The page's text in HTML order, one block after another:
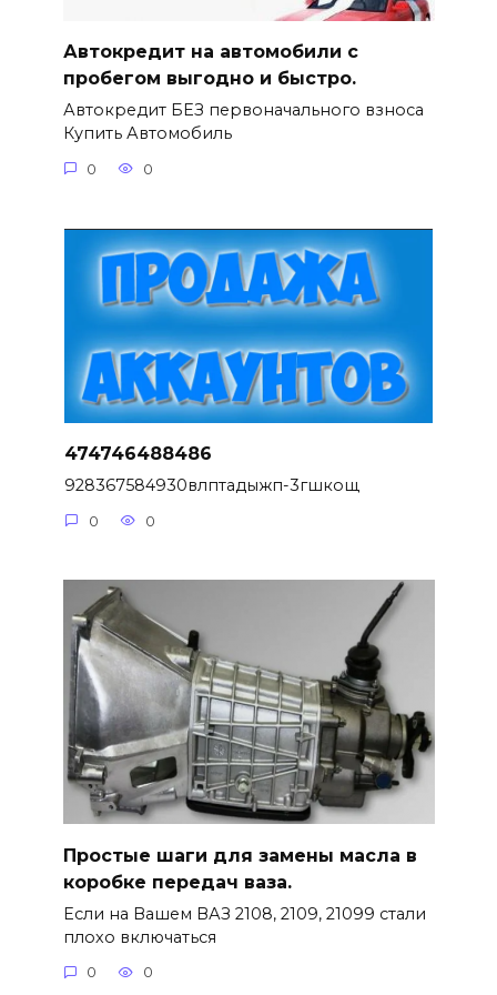
Автокредит на автомобили с
пробегом выгодно и быстро.
Автокредит БЕЗ первоначального взноса
Купить Автомобиль
0 0
474746488486
928367584930влптадыжп-3гшкощ
0 0
Простые шаги для замены масла в
коробке передач ваза.
Если на Вашем ВАЗ 2108, 2109, 21099 стали
плохо включаться
0 0